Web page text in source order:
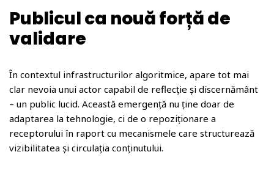
Publicul ca nouă forță de
validare
În contextul infrastructurilor algoritmice, apare tot mai
clar nevoia unui actor capabil de reflecție și discernământ
– un public lucid. Această emergență nu ține doar de
adaptarea la tehnologie, ci de o repoziționare a
receptorului în raport cu mecanismele care structurează
vizibilitatea și circulația conținutului.